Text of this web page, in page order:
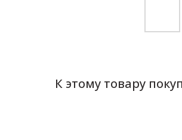
К этому товару